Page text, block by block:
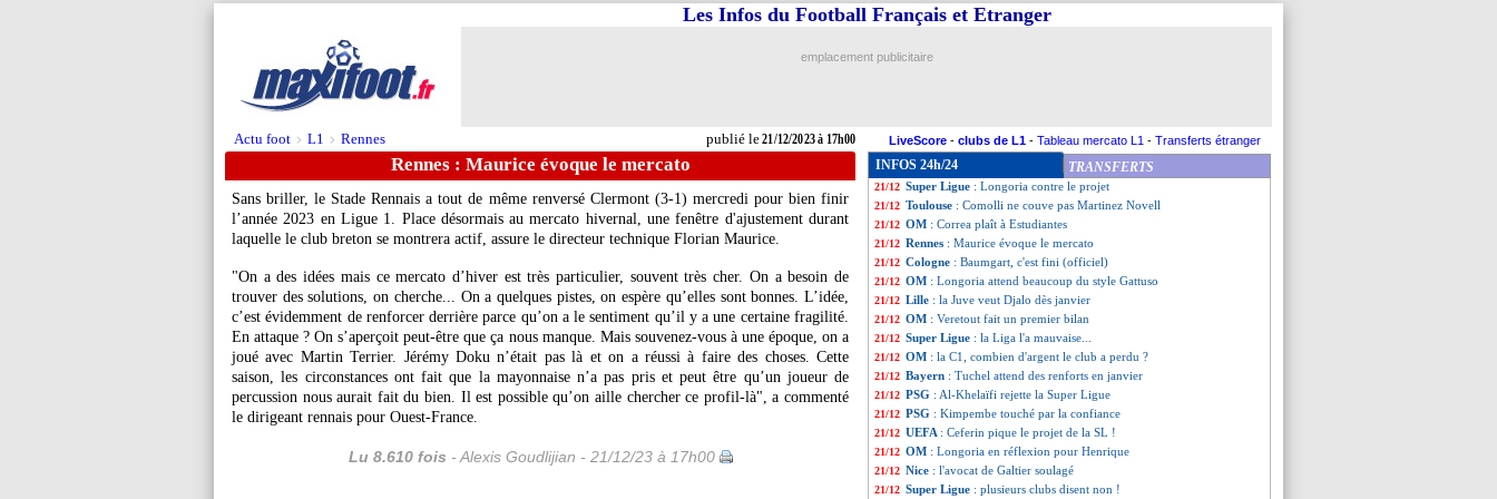
Actu foot > L1 > Rennes publié le21/12/2023 à 17h00
Les Infos du Football Français et Etranger
emplacement publicitaire
LiveScore - clubs de L1 - Tableau mercato L1 - Transferts étranger
Rennes : Maurice évoque le mercato
Sans briller, le Stade Rennais a tout de même renversé Clermont (3-1) mercredi pour bien finir
l’année 2023 en Ligue 1. Place désormais au mercato hivernal, une fenêtre d'ajustement durant
laquelle le club breton se montrera actif, assure le directeur technique Florian Maurice.
"On a des idées mais ce mercato d’hiver est très particulier, souvent très cher. On a besoin de
trouver des solutions, on cherche... On a quelques pistes, on espère qu’elles sont bonnes. L’idée,
c’est évidemment de renforcer derrière parce qu’on a le sentiment qu’il y a une certaine fragilité.
En attaque ? On s’aperçoit peut-être que ça nous manque. Mais souvenez-vous à une époque, on a
joué avec Martin Terrier. Jérémy Doku n’était pas là et on a réussi à faire des choses. Cette
saison, les circonstances ont fait que la mayonnaise n’a pas pris et peut être qu’un joueur de
percussion nous aurait fait du bien. Il est possible qu’on aille chercher ce profil-là", a commenté
le dirigeant rennais pour Ouest-France.
Lu 8.610 fois - Alexis Goudlijian - 21/12/23 à 17h00
INFOS 24h/24 TRANSFERTS
21/12 Super Ligue : la FFF se range derrière l'UEFA
21/12 Milan
21/12 OM: l'optimisme de Lopez pour la LdC
21/12 Rennes: Matic sur le départ dès cet hiver ?
21/12 Super Ligue : Longoria contre le projet
21/12 Toulouse : Comolli ne couve pas Martinez Novell
21/12 OM : Correa plaît à Estudiantes
21/12 Rennes : Maurice évoque le mercato
21/12 Cologne : Baumgart, c'est fini (officiel)
21/12 OM : Longoria attend beaucoup du style Gattuso
21/12 Lille : la Juve veut Djalo dès janvier
21/12 OM : Veretout fait un premier bilan
21/12 Super Ligue : la Liga l'a mauvaise...
21/12 OM : la C1, combien d'argent le club a perdu ?
21/12 Bayern : Tuchel attend des renforts en janvier
21/12 PSG : Al-Khelaïfi rejette la Super Ligue
21/12 PSG : Kimpembe touché par la confiance
21/12 UEFA : Ceferin pique le projet de la SL !
21/12 OM : Longoria en réflexion pour Henrique
21/12 Nice : l'avocat de Galtier soulagé
21/12 Super Ligue : plusieurs clubs disent non !